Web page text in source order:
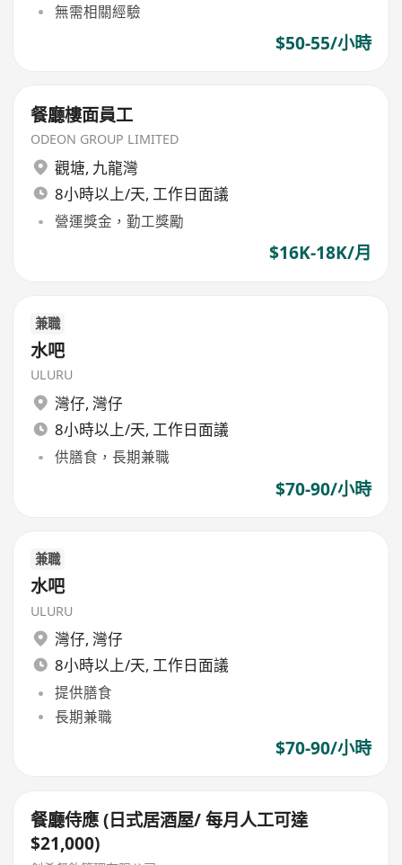
無需相關經驗
$50-55/小時
餐廳樓面員工
ODEON GROUP LIMITED
觀塘, 九龍灣
8小時以上/天, 工作日面議
營運獎金，勤工獎勵
$16K-18K/月
兼職
水吧
ULURU
灣仔, 灣仔
8小時以上/天, 工作日面議
供膳食，長期兼職
$70-90/小時
兼職
水吧
ULURU
灣仔, 灣仔
8小時以上/天, 工作日面議
提供膳食
長期兼職
$70-90/小時
餐廳侍應 (日式居酒屋/ 每月人工可達
$21,000)